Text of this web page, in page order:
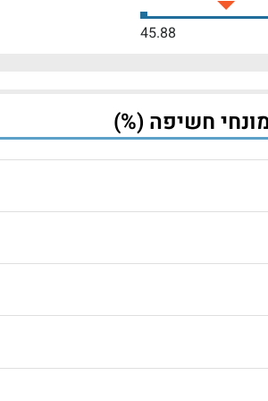
45.88
חשיפה (%)